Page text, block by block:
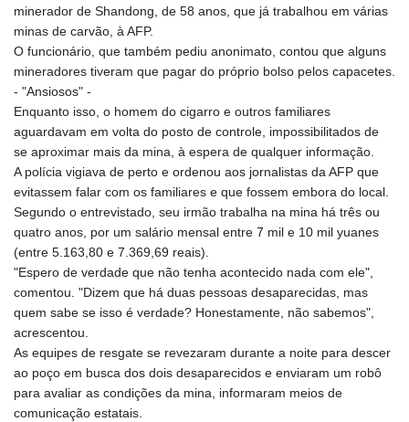
minerador de Shandong, de 58 anos, que já trabalhou em várias
minas de carvão, à AFP.
O funcionário, que também pediu anonimato, contou que alguns
mineradores tiveram que pagar do próprio bolso pelos capacetes.
- "Ansiosos" -
Enquanto isso, o homem do cigarro e outros familiares
aguardavam em volta do posto de controle, impossibilitados de
se aproximar mais da mina, à espera de qualquer informação.
A polícia vigiava de perto e ordenou aos jornalistas da AFP que
evitassem falar com os familiares e que fossem embora do local.
Segundo o entrevistado, seu irmão trabalha na mina há três ou
quatro anos, por um salário mensal entre 7 mil e 10 mil yuanes
(entre 5.163,80 e 7.369,69 reais).
"Espero de verdade que não tenha acontecido nada com ele",
comentou. "Dizem que há duas pessoas desaparecidas, mas
quem sabe se isso é verdade? Honestamente, não sabemos",
acrescentou.
As equipes de resgate se revezaram durante a noite para descer
ao poço em busca dos dois desaparecidos e enviaram um robô
para avaliar as condições da mina, informaram meios de
comunicação estatais.